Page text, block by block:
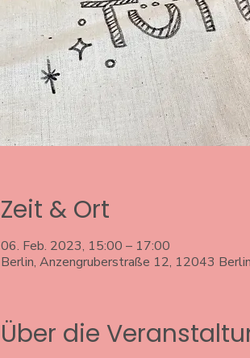
Zeit & Ort
06. Feb. 2023, 15:00 – 17:00
Berlin, Anzengruberstraße 12, 12043
Über die